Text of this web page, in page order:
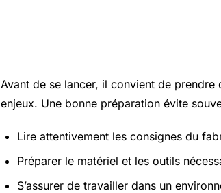
Avant de se lancer, il convient de
enjeux. Une bonne préparation évite
Lire attentivement les consignes du
Préparer le matériel et les outils
S’assurer de travailler dans un